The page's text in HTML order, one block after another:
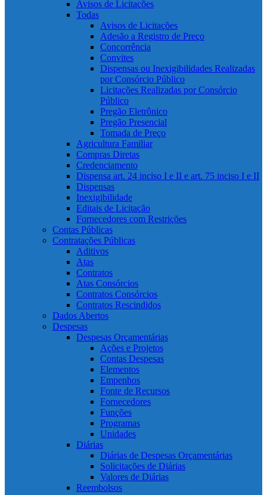
Avisos de Licitações
Todas
Avisos de Licitações
Adesão a Registro de Preço
Concorrência
Convites
Dispensas ou Inexigibilidades Realizadas
por Consórcio Público
Licitações Realizadas por Consórcio
Público
Pregão Eletrônico
Pregão Presencial
Tomada de Preço
Agricultura Familiar
Compras Diretas
Credenciamento
Dispensa art. 24 inciso I e II e art. 75 inciso I e II
Dispensas
Inexigibilidade
Editais de Licitação
Fornecedores com Restrições
Contas Públicas
Contratações Públicas
Aditivos
Atas
Contratos
Atas Consórcios
Contratos Consórcios
Contratos Rescindidos
Dados Abertos
Despesas
Despesas Orçamentárias
Ações e Projetos
Contas Despesas
Elementos
Empenhos
Fonte de Recursos
Fornecedores
Funções
Programas
Unidades
Diárias
Diárias de Despesas Orçamentárias
Solicitações de Diárias
Valores de Diárias
Reembolsos